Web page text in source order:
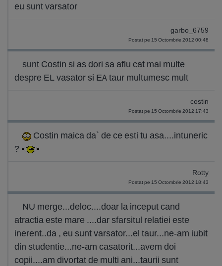
eu sunt varsator
garbo_6759
Postat pe 15 Octombrie 2012 00:48
sunt Costin si as dori sa aflu cat mai multe
despre EL vasator si EA taur multumesc mult
costin
Postat pe 15 Octombrie 2012 17:43
Costin maica da` de ce esti tu asa....intuneric
?
Rotty
Postat pe 15 Octombrie 2012 18:43
NU merge...deloc....doar la inceput cand
atractia este mare ....dar sfarsitul relatiei este
inerent..da , eu sunt varsator...el taur...ne-am iubit
din studentie...ne-am casatorit...avem doi
copii....am divortat de multi ani...taurii sunt